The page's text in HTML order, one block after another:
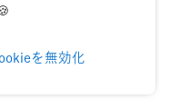
使って、クライアン
うなクラウドサービ
感じでしたね。
を無効化